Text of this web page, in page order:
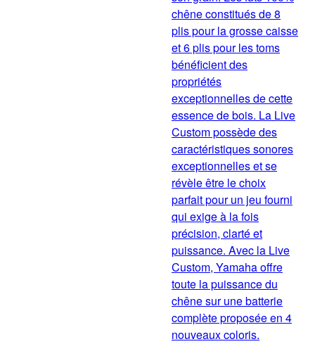
chêne constitués de 8
plis pour la grosse caisse
et 6 plis pour les toms
bénéficient des
propriétés
exceptionnelles de cette
essence de bois. La Live
Custom possède des
caractéristiques sonores
exceptionnelles et se
révèle être le choix
parfait pour un jeu fourni
qui exige à la fois
précision, clarté et
puissance. Avec la Live
Custom, Yamaha offre
toute la puissance du
chêne sur une batterie
complète proposée en 4
nouveaux coloris.